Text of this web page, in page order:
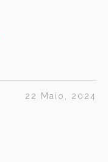
22 Maio, 2024